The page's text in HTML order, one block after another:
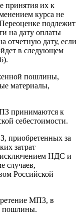
принятия их к
курса не
подлежит
на дату оплаты
отчетную дату, если
в следующем
пошлины,
материалы,
принимаются к
себестоимости.
приобретенных за
затрат
исключением НДС и
случаев,
Российской
МПЗ, в
пошлины.